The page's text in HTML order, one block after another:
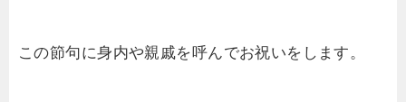
この節句に身内や親戚を呼んでお祝いをします。